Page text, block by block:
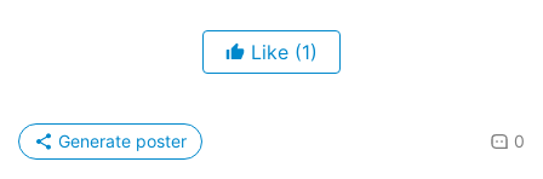
Like (1)
0
Generate poster